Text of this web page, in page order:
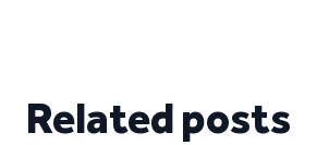
Related posts